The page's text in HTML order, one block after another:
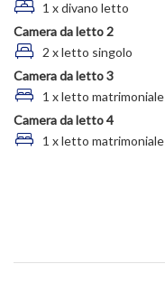
Famiglia
Ferro da stiro
Frigorifero
Gazebo coperto
Griglia all'aperto
Letto matrimoniale
1 x divano letto
Camera da letto 2
2 x letto singolo
Camera da letto 3
1 x letto matrimoniale
Camera da letto 4
1 x letto matrimoniale